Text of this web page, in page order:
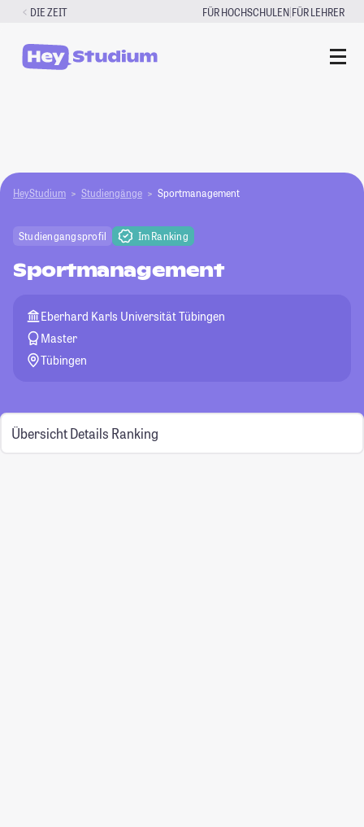
Zum
springen
DIE ZEIT FÜR HOCHSCHULEN|FÜR LEHRER
HeyStudium Studiengänge Sportmanagement
Studiengangsprofil Im Ranking
Sportmanagement
Eberhard Karls Universität Tübingen
Master
Tübingen
Übersicht Details Ranking